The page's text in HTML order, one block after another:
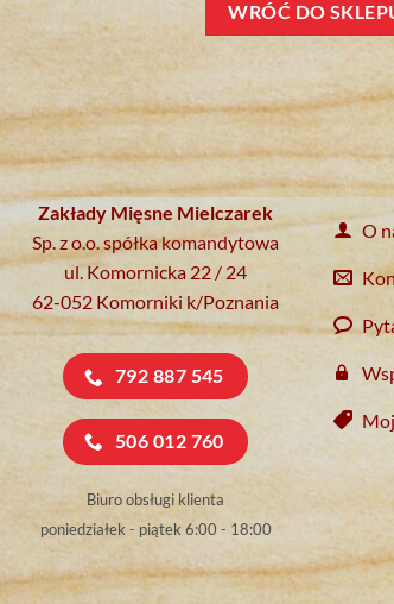
WRÓĆ DO
Zakłady Mięsne Mielczarek
Sp. z o.o. spółka komandytowa
ul. Komornicka 22 / 24
62-052 Komorniki k/Poznania
792 887 545
506 012 760
Biuro obsługi klienta
poniedziałek - piątek 6:00 - 18:00
O